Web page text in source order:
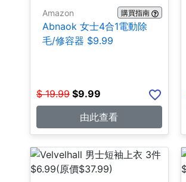
Amazon 購買指南
Abnaok 女士4合1電動除
毛/修容器 $9.99
$ 19.99 $9.99
由此查看